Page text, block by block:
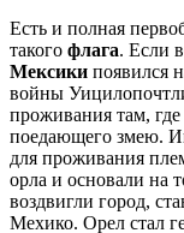
Есть и полная
такого флага. Если
Мексики появился
войны
проживания там,
поедающего змею.
для проживания
орла и основали на
воздвигли город,
Мехико. Орел стал